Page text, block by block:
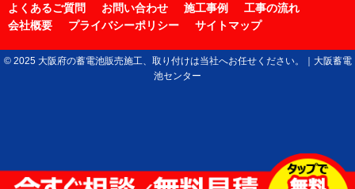
よくあるご質問
お問い合わせ 施工事例
工事の流れ
会社概要
プライバシーポリシー サイトマップ
© 2025 大阪府の蓄電池販売施工、取り付けは当社へお任せください。｜大阪蓄電
池センター